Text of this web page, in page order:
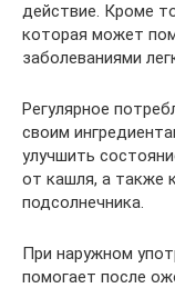
действие. Кроме
которая может
заболеваниями
Регулярное
своим
улучшить
от кашля, а также
подсолнечника.
При наружном
помогает после